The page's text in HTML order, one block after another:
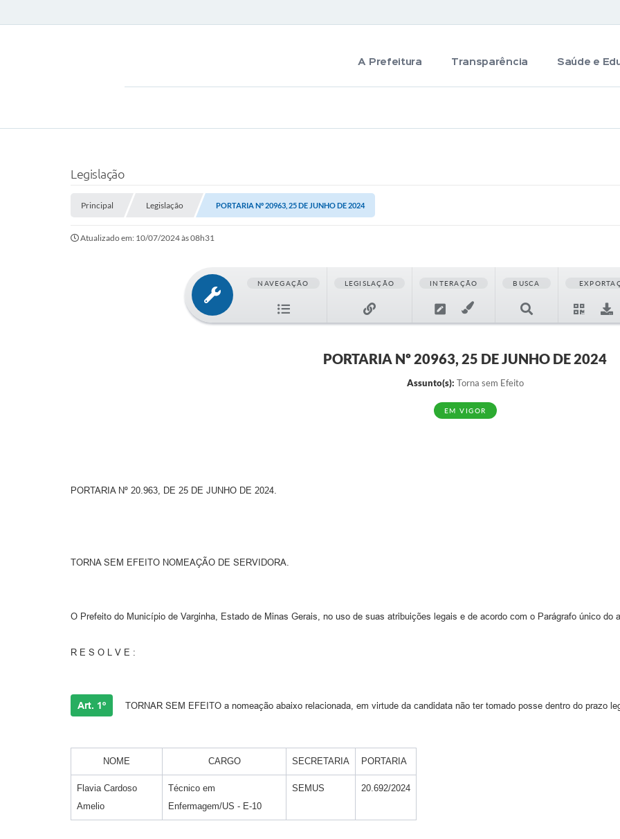
A Prefeitura Transparência Saúde e
Legislação
Principal Legislação PORTARIA Nº 20963, 25 DE JUNHO DE 2024
Atualizado em: 10/07/2024 às 08h31
NAVEGAÇÃO LEGISLAÇÃO INTERAÇÃO BUSCA
PORTARIA Nº 20963, 25 DE JUNHO DE 2024
Assunto(s): Torna sem Efeito
EM VIGOR
PORTARIA Nº 20.963, DE 25 DE JUNHO DE 2024.
TORNA SEM EFEITO NOMEAÇÃO DE SERVIDORA.
O Prefeito do Município de Varginha, Estado de Minas Gerais, no uso de suas atribuições legais e de acordo com o Parágrafo único do
R E S O L V E :
Art. 1º TORNAR SEM EFEITO a nomeação abaixo relacionada, em virtude da candidata não ter tomado posse dentro do prazo
NOME CARGO SECRETARIA PORTARIA
Flavia Cardoso
Amelio
Técnico em
Enfermagem/US - E-10
SEMUS 20.692/2024